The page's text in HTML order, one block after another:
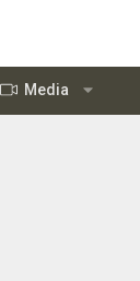
Media